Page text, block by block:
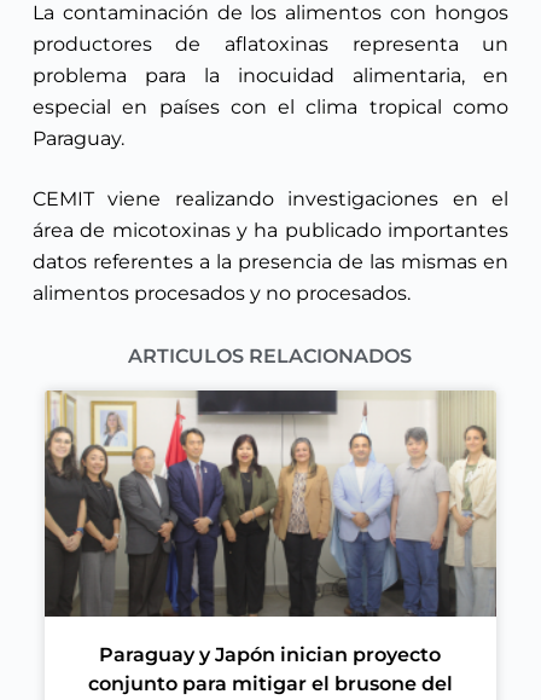
La contaminación de los alimentos con hongos
productores de aflatoxinas representa un
problema para la inocuidad alimentaria, en
especial en países con el clima tropical como
Paraguay.
CEMIT viene realizando investigaciones en el
área de micotoxinas y ha publicado importantes
datos referentes a la presencia de las mismas en
alimentos procesados y no procesados.
ARTICULOS RELACIONADOS
Paraguay y Japón inician proyecto
conjunto para mitigar el brusone del